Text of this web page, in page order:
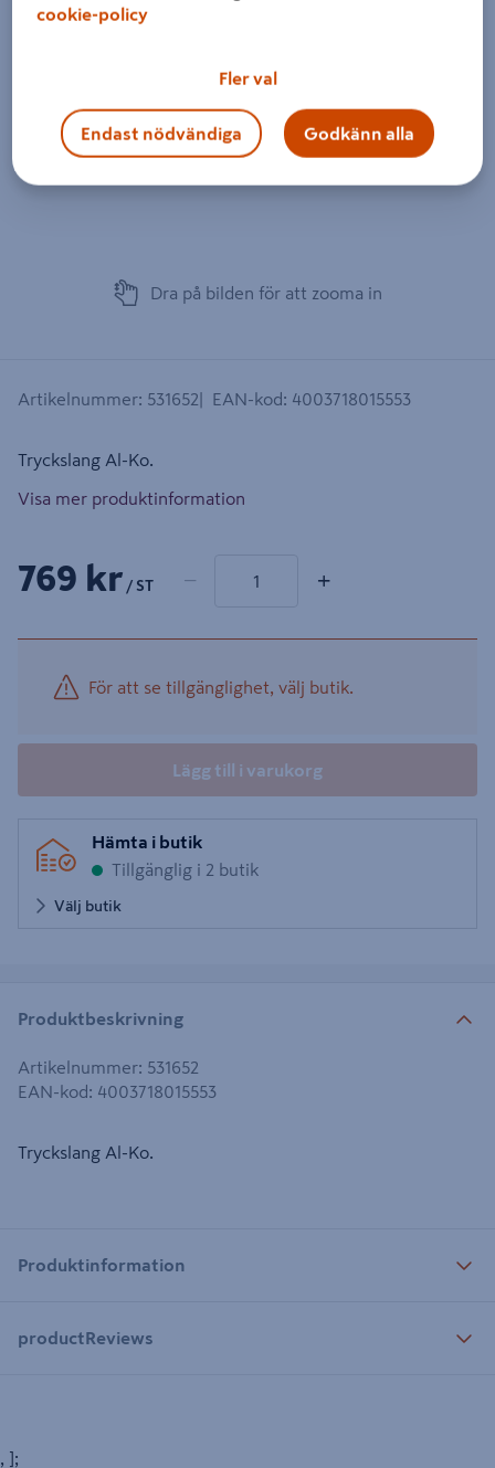
Dra på bilden för att zooma in
Artikelnummer: 531652 EAN-kod: 4003718015553
Tryckslang Al-Ko.
Visa mer produktinformation
769 kr / ST − +
För att se tillgänglighet, välj butik.
Lägg till i varukorg
Hämta i butik
Tillgänglig i 2 butik
Välj butik
Produktbeskrivning
Artikelnummer: 531652
EAN-kod: 4003718015553
Tryckslang Al-Ko.
Produktinformation
productReviews
, ];
cookie-policy
Fler val
Endast nödvändiga Godkänn alla